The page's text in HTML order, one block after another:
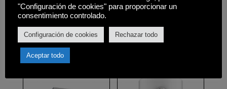
x ancho x fondo): 845 x 595 x 610mm.
Productos relacionados
"Configuración de cookies" para proporcionar un
consentimiento controlado.
Configuración de cookies Rechazar todo
Aceptar todo